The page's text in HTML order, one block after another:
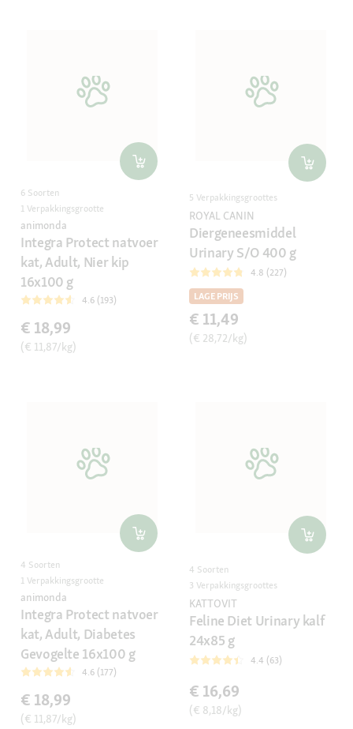
6 Soorten
1 Verpakkingsgrootte
animonda
Integra Protect natvoer
kat, Adult, Nier kip
16x100 g
4.6 (193)
€ 18,99
(€ 11,87/kg)
5 Verpakkingsgroottes
ROYAL CANIN
Diergeneesmiddel
Urinary S/O 400 g
4.8 (227)
LAGE PRIJS
€ 11,49
(€ 28,72/kg)
4 Soorten
1 Verpakkingsgrootte
animonda
Integra Protect natvoer
kat, Adult, Diabetes
Gevogelte 16x100 g
4.6 (177)
€ 18,99
(€ 11,87/kg)
4 Soorten
3 Verpakkingsgroottes
KATTOVIT
Feline Diet Urinary kalf
24x85 g
4.4 (63)
€ 16,69
(€ 8,18/kg)